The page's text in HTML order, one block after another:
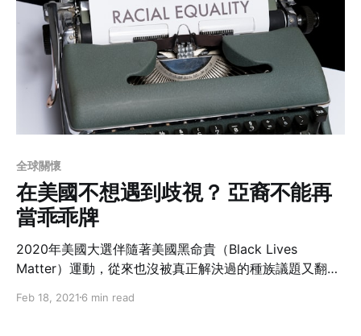
全球關懷
在美國不想遇到歧視？ 亞裔不能再
當乖乖牌
2020年美國大選伴隨著美國黑命貴（Black Lives
Matter）運動，從來也沒被真正解決過的種族議題又翻起
藉題發揮，好像什麼情緒都能被原諒？但是在這一次的風
Feb 18, 2021 6 min read